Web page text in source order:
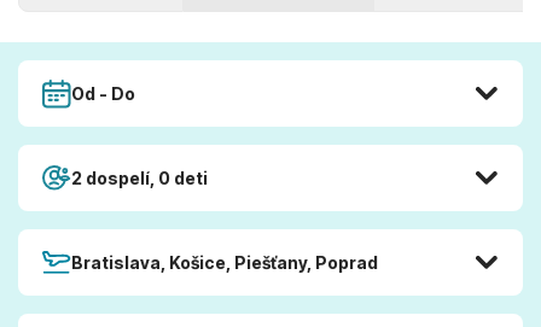
Od - Do
2 dospelí, 0 deti
Bratislava, Košice, Piešťany, Poprad